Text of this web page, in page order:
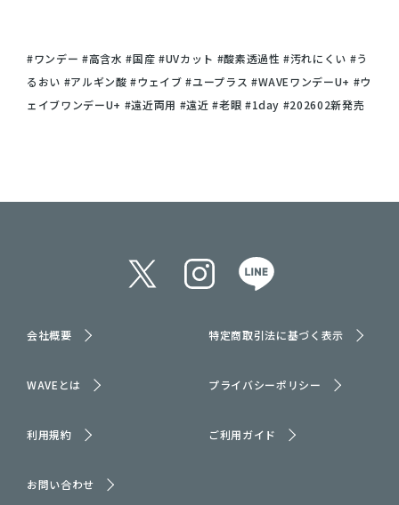
#ワンデー #高含水 #国産 #UVカット #酸素透過性 #汚れにくい #う
るおい #アルギン酸 #ウェイブ #ユープラス #WAVEワンデーU+ #ウ
ェイブワンデーU+ #遠近両用 #遠近 #老眼 #1day #202602新発売
会社概要 特定商取引法に基づく表示
WAVEとは プライバシーポリシー
利用規約 ご利用ガイド
お問い合わせ